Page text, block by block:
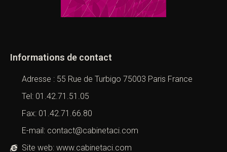
Informations de contact
Adresse : 55 Rue de Turbigo 75003 Paris France
Tel: 01.42.71.51.05
Fax: 01.42.71.66.80
E-mail: contact@cabinetaci.com
Site web: www.cabinetaci.com